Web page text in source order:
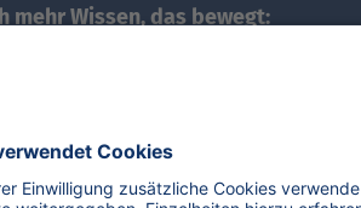
mehr Wissen, das bewegt: